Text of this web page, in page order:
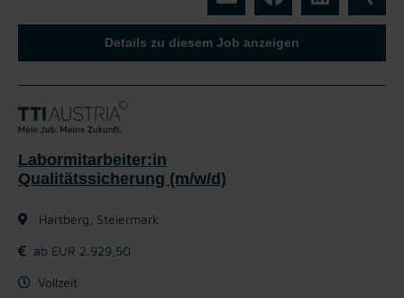
Details zu diesem Job anzeigen
Labormitarbeiter:in
Qualitätssicherung (m/w/d)
Hartberg, Steiermark
ab EUR 2.929,50
Vollzeit